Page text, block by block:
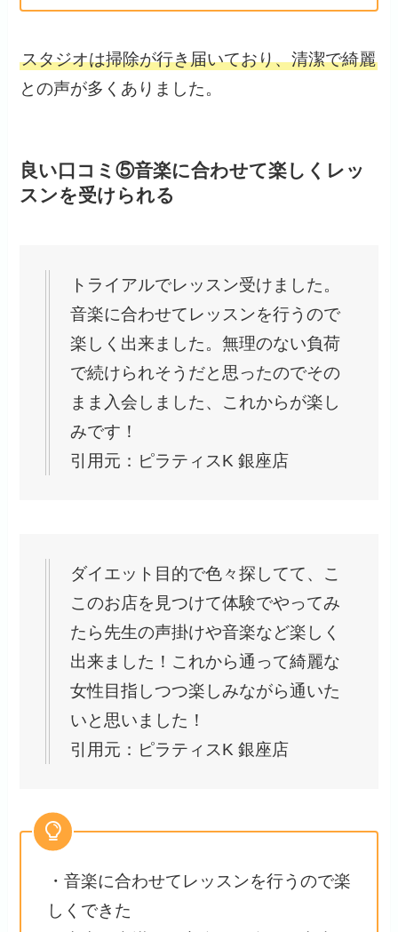
スタジオは掃除が行き届いており、清潔で綺麗
との声が多くありました。
良い口コミ⑤音楽に合わせて楽しくレッ
スンを受けられる
トライアルでレッスン受けました。
音楽に合わせてレッスンを行うので
楽しく出来ました。無理のない負荷
で続けられそうだと思ったのでその
まま入会しました、これからが楽し
みです！
引用元：ピラティスK 銀座店
ダイエット目的で色々探してて、こ
このお店を見つけて体験でやってみ
たら先生の声掛けや音楽など楽しく
出来ました！これから通って綺麗な
女性目指しつつ楽しみながら通いた
いと思いました！
引用元：ピラティスK 銀座店
・音楽に合わせてレッスンを行うので楽
しくできた